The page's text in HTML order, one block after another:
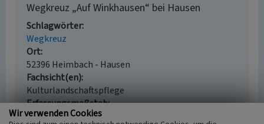
Wegkreuz „Auf Winkhausen“ bei Hausen
Schlagwörter
Wegkreuz
Ort
52396 Heimbach - Hausen
Fachsicht(en)
Kulturlandschaftspflege
Erfassungsmaßstab
i.d.R. 1:5.000 (größer als 1:20.000)
Wir verwenden Cookies